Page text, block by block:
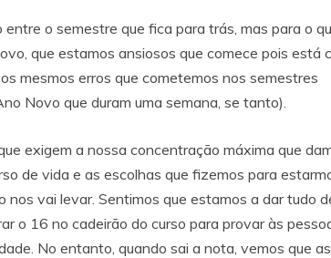
o semestre que fica para trás, mas para o
que estamos ansiosos que comece pois está
mesmos erros que cometemos nos semestres
Novo que duram uma semana, se tanto).
exigem a nossa concentração máxima que
de vida e as escolhas que fizemos para
nos vai levar. Sentimos que estamos a dar tudo
o 16 no cadeirão do curso para provar às
No entanto, quando sai a nota, vemos que